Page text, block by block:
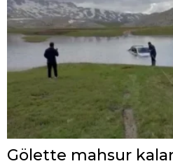
Gölette mahsur